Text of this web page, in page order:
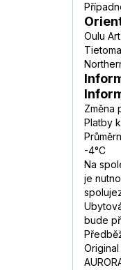
Oulu
Změna
Platby
-4°C
Na
je
bude